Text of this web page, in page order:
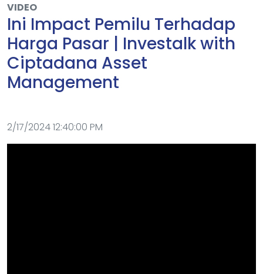
VIDEO
Ini Impact Pemilu Terhadap
Harga Pasar | Investalk with
Ciptadana Asset
Management
2/17/2024 12:40:00 PM